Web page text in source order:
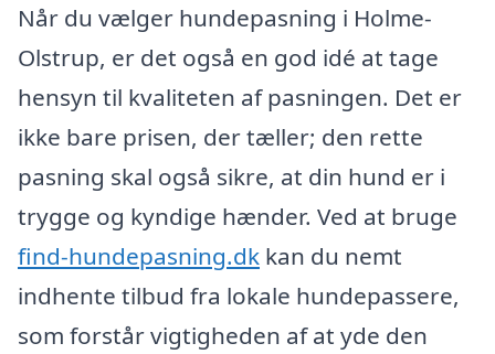
Når du vælger hundepasning i Holme-
Olstrup, er det også en god idé at tage
hensyn til kvaliteten af pasningen. Det er
ikke bare prisen, der tæller; den rette
pasning skal også sikre, at din hund er i
trygge og kyndige hænder. Ved at bruge
find-hundepasning.dk kan du nemt
indhente tilbud fra lokale hundepassere,
som forstår vigtigheden af at yde den